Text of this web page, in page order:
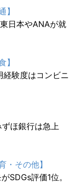
】
日本やANAが就
】
験度はコンビニ
ほ銀行は急上
・その他】
評価1位。